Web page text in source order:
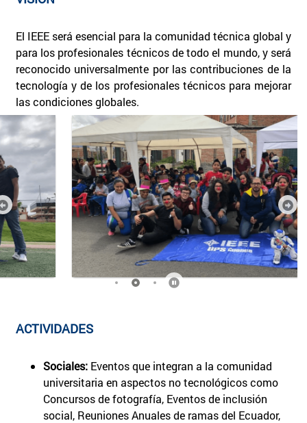
El IEEE será esencial para la comunidad técnica global y
para los profesionales técnicos de todo el mundo, y será
reconocido universalmente por las contribuciones de la
tecnología y de los profesionales técnicos para mejorar
las condiciones globales.
ACTIVIDADES
Sociales:Eventos que integran a la comunidad
universitaria en aspectos no tecnológicos como
Concursos de fotografía, Eventos de inclusión
social, Reuniones Anuales de ramas del Ecuador,